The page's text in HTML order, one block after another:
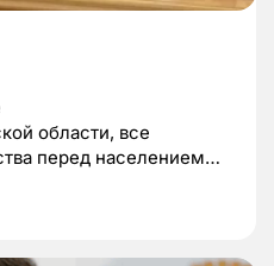
области, все
перед населением